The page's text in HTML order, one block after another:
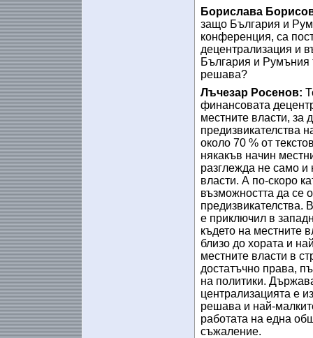
Борислава
защо България и
конференция, са
децентрализация и
България и Румъния
решава?
Лъчезар Росенов:
финансовата
местните власти, за
предизвикателства
около 70 % от
някакъв начин
разглежда не само и
власти. А по-скоро
възможността да се
предизвикателства.
е приключил в
където на местните
близо до хората и
местните власти в
достатъчно права,
на политики.
централизацията е
решава и най-
работата на една
съжаление.